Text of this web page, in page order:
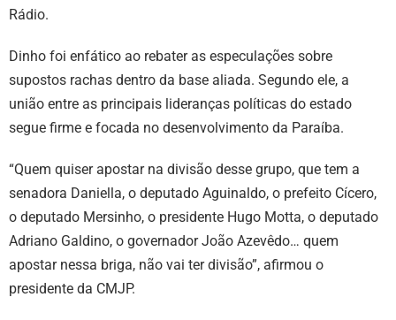
Rádio.
Dinho foi enfático ao rebater as especulações sobre
supostos rachas dentro da base aliada. Segundo ele, a
união entre as principais lideranças políticas do estado
segue firme e focada no desenvolvimento da Paraíba.
“Quem quiser apostar na divisão desse grupo, que tem a
senadora Daniella, o deputado Aguinaldo, o prefeito Cícero,
o deputado Mersinho, o presidente Hugo Motta, o deputado
Adriano Galdino, o governador João Azevêdo… quem
apostar nessa briga, não vai ter divisão”, afirmou o
presidente da CMJP.